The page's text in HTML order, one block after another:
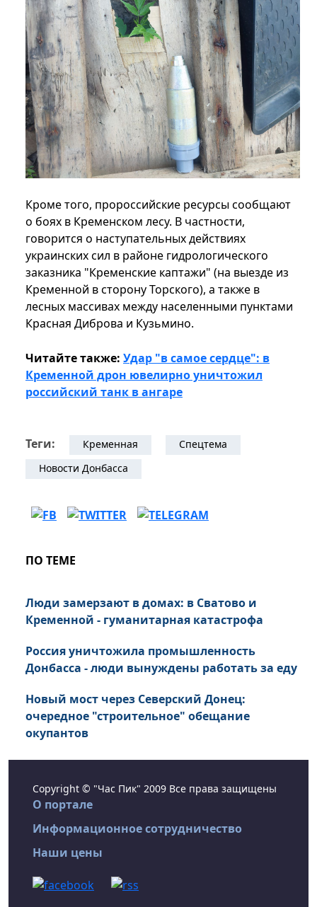
Кроме того, пророссийские ресурсы сообщают
о боях в Кременском лесу. В частности,
говорится о наступательных действиях
украинских сил в районе гидрологического
заказника "Кременские каптажи" (на выезде из
Кременной в сторону Торского), а также в
лесных массивах между населенными пунктами
Красная Диброва и Кузьмино.
Читайте также: Удар "в самое сердце": в
Кременной дрон ювелирно уничтожил
российский танк в ангаре
Теги: Кременная
Спецтема
Новости Донбасса
ПО ТЕМЕ
Люди замерзают в домах: в Сватово и
Кременной - гуманитарная катастрофа
Россия уничтожила промышленность
Донбасса - люди вынуждены работать за еду
Новый мост через Северский Донец:
очередное "строительное" обещание
окупантов
Copyright © "Час Пик" 2009 Все права защищены
О портале
Информационное сотрудничество
Наши цены